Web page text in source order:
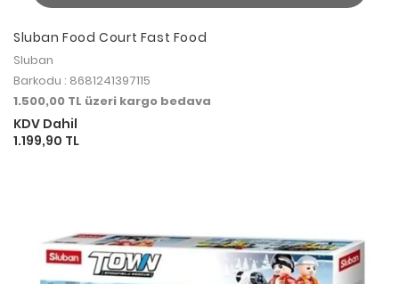
Sluban Food Court Fast Food
Sluban
Barkodu : 8681241397115
1.500,00 TL üzeri kargo bedava
KDV Dahil
1.199,90 TL